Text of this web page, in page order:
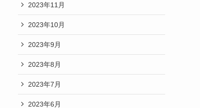
2023年11月
2023年10月
2023年9月
2023年8月
2023年7月
2023年6月